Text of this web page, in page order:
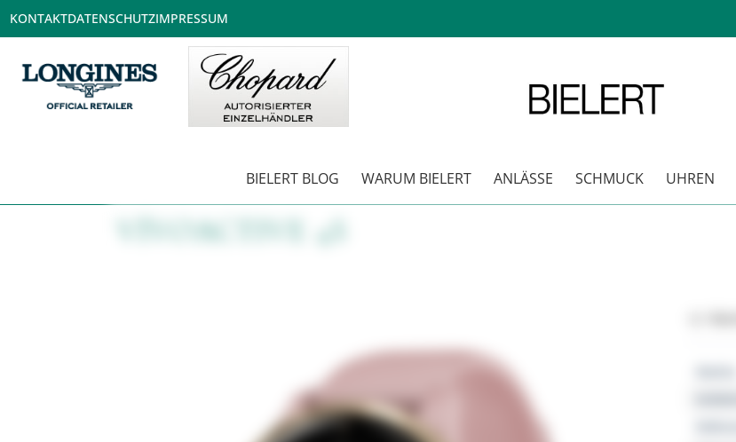
KONTAKTDATENSCHUTZIMPRESSUM
BIELERT BLOG WARUM BIELERT ANLÄSSE SCHMUCK UHREN
VÍVOACTIVE 4S